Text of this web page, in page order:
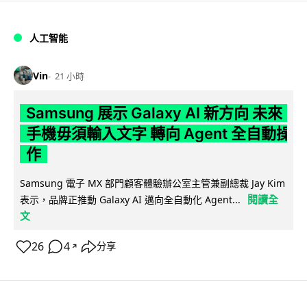
人工智能
Vin 21 小時
Samsung 展示 Galaxy AI 新方向 未來
手機毋須輸入文字 轉向 Agent 全自動操
作
Samsung 電子 MX 部門顧客體驗辦公室主管兼副總裁 Jay Kim
表示，品牌正推動 Galaxy AI 邁向全自動化 Agent...
閱讀全
文
26 4 ↗ 分享